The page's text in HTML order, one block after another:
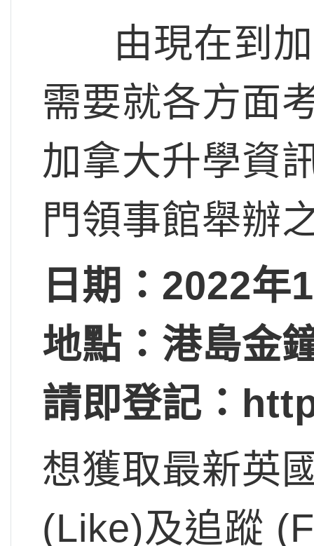
由現在到加
需要就各方面
加拿大升學資
門領事館舉辦
日期：2022年
地點：港島金
請即登記：
想獲取最新英
(Like)及追蹤